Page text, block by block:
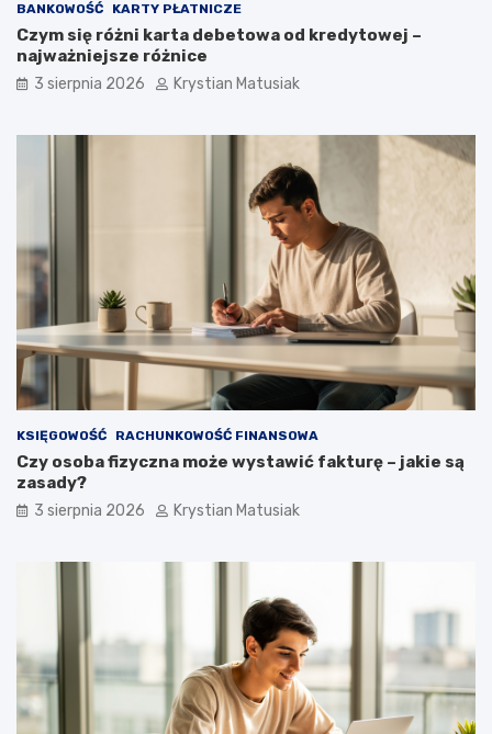
BANKOWOŚĆ KARTY PŁATNICZE
Czym się różni karta debetowa od kredytowej –
najważniejsze różnice
3 sierpnia 2026 Krystian Matusiak
KSIĘGOWOŚĆ RACHUNKOWOŚĆ FINANSOWA
Czy osoba fizyczna może wystawić fakturę – jakie są
zasady?
3 sierpnia 2026 Krystian Matusiak